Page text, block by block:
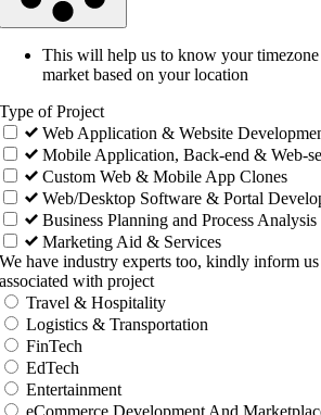
This will help us to know your
market based on your location
Type of Project
Web Application & Website
Mobile Application, Back-end & Web-
Custom Web & Mobile App Clones
Web/Desktop Software & Portal
Business Planning and Process Analysis
Marketing Aid & Services
We have industry experts too, kindly inform
associated with project
Travel & Hospitality
Logistics & Transportation
FinTech
EdTech
Entertainment